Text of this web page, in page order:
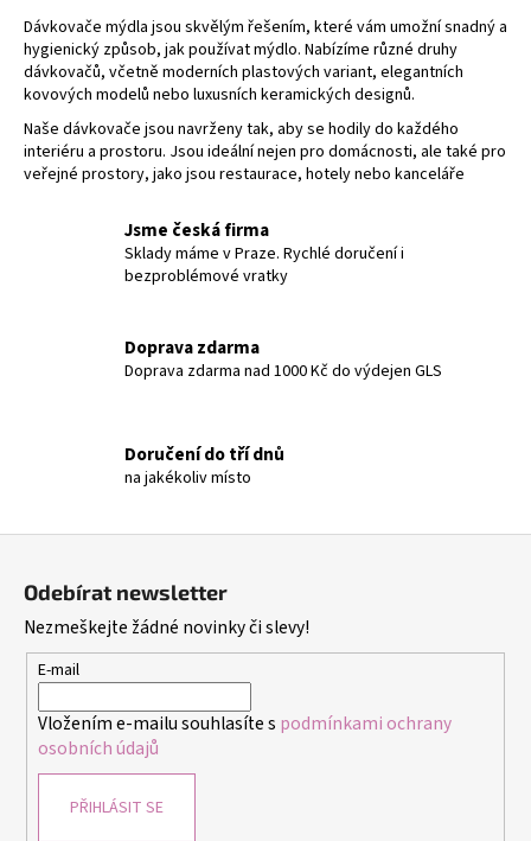
l
á
d
c
í
v
k
p
u
Dávkovače mýdla jsou skvělým řešením, které vám umožní snadný a
hygienický způsob, jak používat mýdlo. Nabízíme různé druhy
dávkovačů, včetně moderních plastových variant, elegantních
kovových modelů nebo luxusních keramických designů.
Naše dávkovače jsou navrženy tak, aby se hodily do každého
interiéru a prostoru. Jsou ideální nejen pro domácnosti, ale také pro
veřejné prostory, jako jsou restaurace, hotely nebo kanceláře
Jsme česká firma
Sklady máme v Praze. Rychlé doručení i
bezproblémové vratky
Doprava zdarma
Doprava zdarma nad 1000 Kč do výdejen GLS
Doručení do tří dnů
na jakékoliv místo
Odebírat newsletter
Nezmeškejte žádné novinky či slevy!
E-mail
Vložením e-mailu souhlasíte s podmínkami ochrany
osobních údajů
PŘIHLÁSIT SE